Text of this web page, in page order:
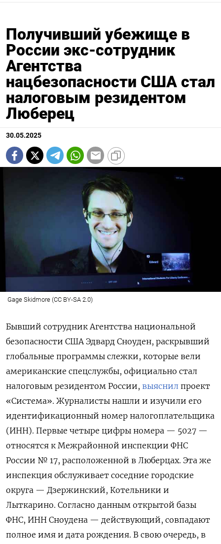
Получивший убежище в
России экс-сотрудник
Агентства
нацбезопасности США стал
налоговым резидентом
Люберец
30.05.2025
Gage Skidmore (CC BY-SA 2.0)
Бывший сотрудник Агентства национальной
безопасности США Эдвард Сноуден, раскрывший
глобальные программы слежки, которые вели
американские спецслужбы, официально стал
налоговым резидентом России, выяснил проект
«Система». Журналисты нашли и изучили его
идентификационный номер налогоплательщика
(ИНН). Первые четыре цифры номера — 5027 —
относятся к Межрайонной инспекции ФНС
России № 17, расположенной в Люберцах. Эта же
инспекция обслуживает соседние городские
округа — Дзержинский, Котельники и
Лыткарино. Согласно данным открытой базы
ФНС, ИНН Сноудена — действующий, совпадают
полное имя и дата рождения. В свою очередь, в